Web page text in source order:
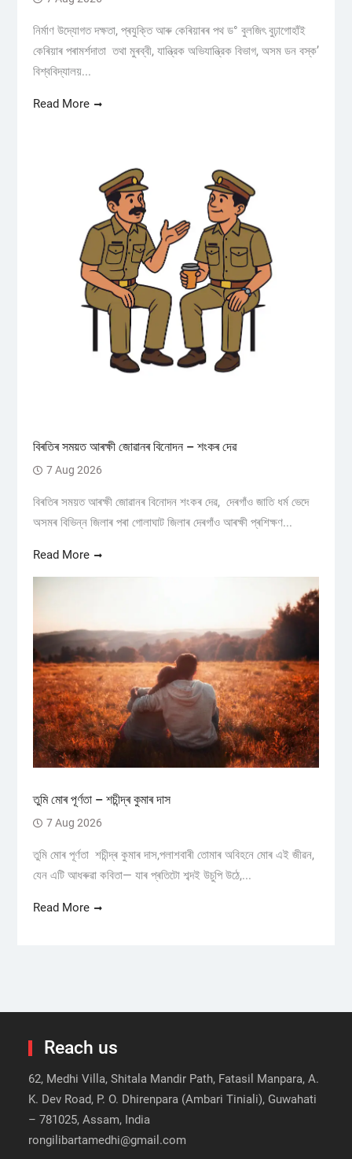
নিৰ্মাণ উদ্যোগত দক্ষতা, প্ৰযুক্তি আৰু কেৰিয়াৰৰ পথ ড° বুলজিৎ বুঢ়াগোহাঁই
কেৰিয়াৰ পৰামৰ্শদাতা তথা মুৰব্বী, যান্ত্রিক অভিযান্ত্রিক বিভাগ, অসম ডন বস্ক’
বিশ্ববিদ্যালয়...
Read More
বিৰতিৰ সময়ত আৰক্ষী জোৱানৰ বিনোদন – শংকৰ দেৱ
7 Aug 2026
বিৰতিৰ সময়ত আৰক্ষী জোৱানৰ বিনোদন শংকৰ দেৱ, দেৰগাঁও জাতি ধৰ্ম ভেদে
অসমৰ বিভিন্ন জিলাৰ পৰা গোলাঘাট জিলাৰ দেৰগাঁও আৰক্ষী প্ৰশিক্ষণ...
Read More
তুমি মোৰ পূৰ্ণতা – শচীন্দ্ৰ কুমাৰ দাস
7 Aug 2026
তুমি মোৰ পূৰ্ণতা শচীন্দ্ৰ কুমাৰ দাস,পলাশবাৰী তোমাৰ অবিহনে মোৰ এই জীৱন,
যেন এটি আধৰুৱা কবিতা— যাৰ প্ৰতিটো শব্দই উচুপি উঠে,...
Read More
Reach us
62, Medhi Villa, Shitala Mandir Path, Fatasil Manpara, A.
K. Dev Road, P. O. Dhirenpara (Ambari Tiniali), Guwahati
– 781025, Assam, India
rongilibartamedhi@gmail.com